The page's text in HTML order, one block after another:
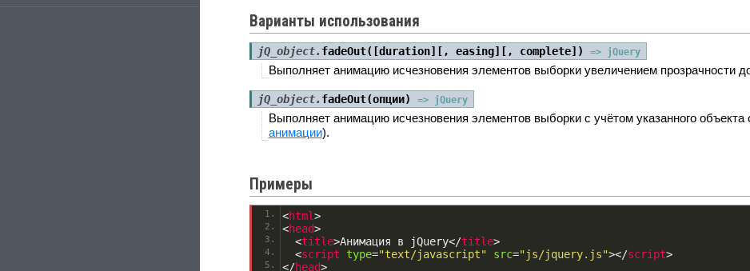
Варианты использования
jQ_object. fadeOut([duration][, easing][, complete]) => jQuery
Выполняет анимацию исчезновения элементов выборки увеличением прозрачности
jQ_object. fadeOut(опции) => jQuery
Выполняет анимацию исчезновения элементов выборки с учётом указанного объекта
анимации).
Примеры
<html>
<head>
<title>Анимация в jQuery</title>
<script type="text/javascript" src="js/jquery.js"></script>
</head>